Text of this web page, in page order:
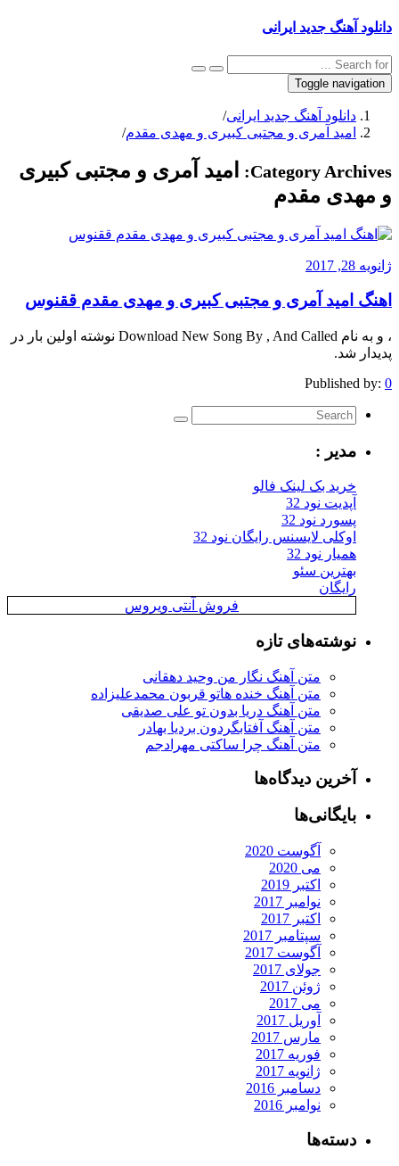
دانلود آهنگ جدید ایرانی
Toggle navigation
دانلود آهنگ جدید ایرانی/
امید آمری و مجتبی کبیری و مهدى مقدم/
Category Archives:
امید آمری و مجتبی کبیری
و مهدى مقدم
ژانویه 28, 2017
اهنگ امید آمری و مجتبی کبیری و مهدى مقدم ققنوس
، و به نام Download New Song By , And Called نوشته اولین بار در
پدیدار شد.
Published by: 0
مدیر :
خرید بک لینک فالو
آپدیت نود 32
پسورد نود 32
اوکلی لایسنس رایگان نود 32
همیار نود 32
بهترین سئو
رایگان
فروش آنتی ویروس
نوشته‌های تازه
متن آهنگ نگار من وحید دهقانی
متن آهنگ خنده هاتو قربون محمدعلیزاده
متن آهنگ دریا بدون تو علی صدیقی
متن آهنگ آفتابگردون بردیا بهادر
متن آهنگ چرا ساکتی مهرادجم
آخرین دیدگاه‌ها
بایگانی‌ها
آگوست 2020
می 2020
اکتبر 2019
نوامبر 2017
اکتبر 2017
سپتامبر 2017
آگوست 2017
جولای 2017
ژوئن 2017
می 2017
آوریل 2017
مارس 2017
فوریه 2017
ژانویه 2017
دسامبر 2016
نوامبر 2016
دسته‌ها